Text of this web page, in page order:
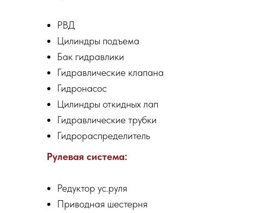
РВД
Цилиндры подъема
Бак гидравлики
Гидравлические клапана
Гидронасос
Цилиндры откидных лап
Гидравлические трубки
Гидрораспределитель
Рулевая система:
Редуктор ус.руля
Приводная шестерня